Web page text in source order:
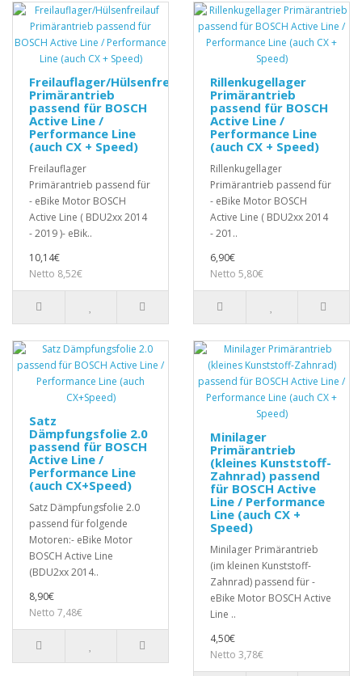
Freilauflager/Hülsenfreilauf
Primärantrieb
passend für BOSCH
Active Line /
Performance Line
(auch CX + Speed)
Freilauflager
Primärantrieb passend für
- eBike Motor BOSCH
Active Line ( BDU2xx 2014
- 2019 )- eBik..
10,14€
Netto 8,52€
Rillenkugellager
Primärantrieb
passend für BOSCH
Active Line /
Performance Line
(auch CX + Speed)
Rillenkugellager
Primärantrieb passend für
- eBike Motor BOSCH
Active Line ( BDU2xx 2014
- 201..
6,90€
Netto 5,80€
Satz
Dämpfungsfolie 2.0
passend für BOSCH
Active Line /
Performance Line
(auch CX+Speed)
Satz Dämpfungsfolie 2.0
passend für folgende
Motoren:- eBike Motor
BOSCH Active Line
(BDU2xx 2014..
8,90€
Netto 7,48€
Minilager
Primärantrieb
(kleines Kunststoff-
Zahnrad) passend
für BOSCH Active
Line / Performance
Line (auch CX +
Speed)
Minilager Primärantrieb
(im kleinen Kunststoff-
Zahnrad) passend für -
eBike Motor BOSCH Active
Line ..
4,50€
Netto 3,78€